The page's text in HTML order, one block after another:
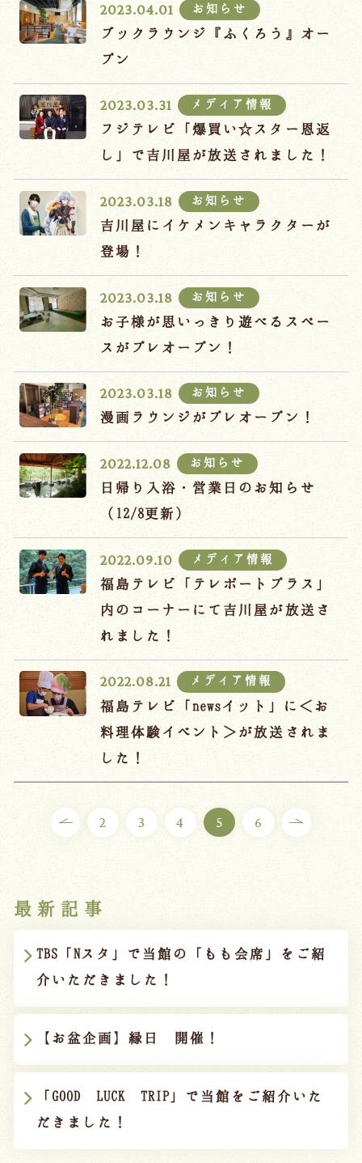
2023.04.01 お知らせ
ブックラウンジ『ふくろう』オー
プン
2023.03.31 メディア情報
フジテレビ「爆買い☆スター恩返
し」で吉川屋が放送されました！
2023.03.18 お知らせ
吉川屋にイケメンキャラクターが
登場！
2023.03.18 お知らせ
お子様が思いっきり遊べるスペー
スがプレオープン！
2023.03.18 お知らせ
漫画ラウンジがプレオープン！
2022.12.08 お知らせ
日帰り入浴・営業日のお知らせ
（12/8更新）
2022.09.10 メディア情報
福島テレビ「テレポートプラス」
内のコーナーにて吉川屋が放送さ
れました！
2022.08.21 メディア情報
福島テレビ「newsイット」に＜お
料理体験イベント＞が放送されま
した！
2 3 4 5 6
最新記事
TBS「Nスタ」で当館の「もも会席」をご紹
介いただきました！
【お盆企画】縁日 開催！
「GOOD LUCK TRIP」で当館をご紹介いた
だきました！
予約確認・変更・キャンセル
キャンセルポリシー
宿泊約款
オンラインショップ
吉川屋×温泉むすめ
Follow us
Tel.024-542-2226/ 9:00~18:00
Language